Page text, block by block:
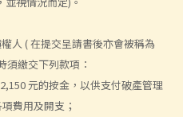
人 ( 在提交呈請書後亦會被稱為
須繳交下列款項：
元的按金，以供支付破產管理
費用及開支；
？
手上，又或他蓄意逃避接收此償債
交 T先生，ABC銀行還須符合甚麼